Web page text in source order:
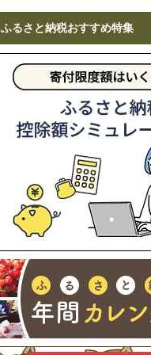
ふるさと納税おすすめ特集